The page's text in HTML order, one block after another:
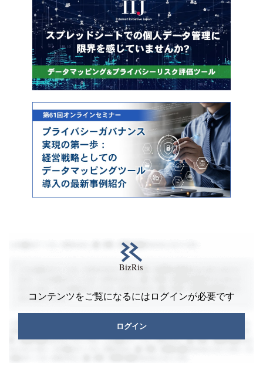
コンテンツをご覧になるにはログインが必要です
ログイン